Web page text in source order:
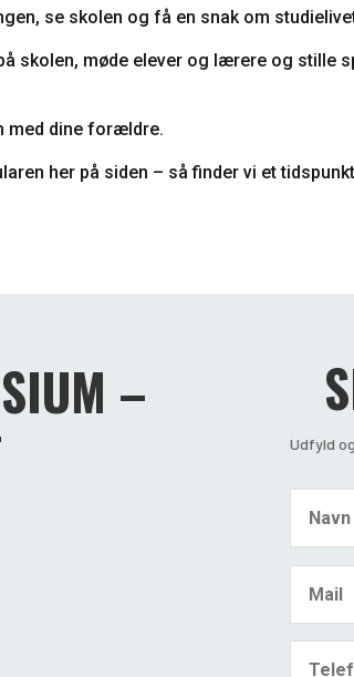
se skolen og få en snak om
skolen, møde elever og lærere og
med dine forældre.
her på siden – så finder vi et
–
Udfyld